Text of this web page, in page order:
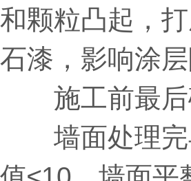
和颗粒凸起，
石漆，影响涂层
施工前最后
墙面处理完